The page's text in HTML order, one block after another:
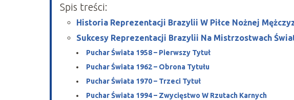
Spis treści:
Historia Reprezentacji Brazylii W Piłce Nożnej
Sukcesy Reprezentacji Brazylii Na Mistrzostwach
Puchar Świata 1958 – Pierwszy Tytuł
Puchar Świata 1962 – Obrona Tytułu
Puchar Świata 1970 – Trzeci Tytuł
Puchar Świata 1994 – Zwycięstwo W Rzutach Karnych